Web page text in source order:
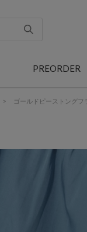
PREORDER
> ゴールドピーストングフ